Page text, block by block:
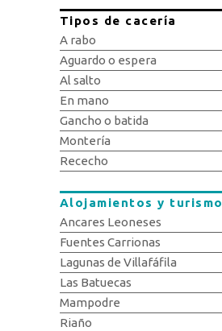
Tipos de cacería
A rabo
Aguardo o espera
Al salto
En mano
Gancho o batida
Montería
Rececho
Alojamientos y turismo
Ancares Leoneses
Fuentes Carrionas
Lagunas de Villafáfila
Las Batuecas
Mampodre
Riaño